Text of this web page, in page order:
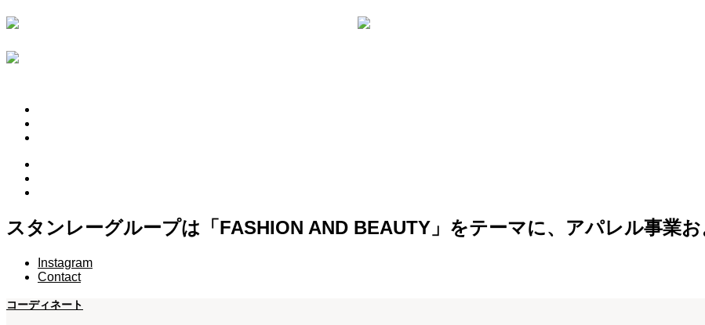
スタンレーグループは「FASHION AND BEAUTY」をテーマに、アパレル事業
Instagram
Contact
コーディネート